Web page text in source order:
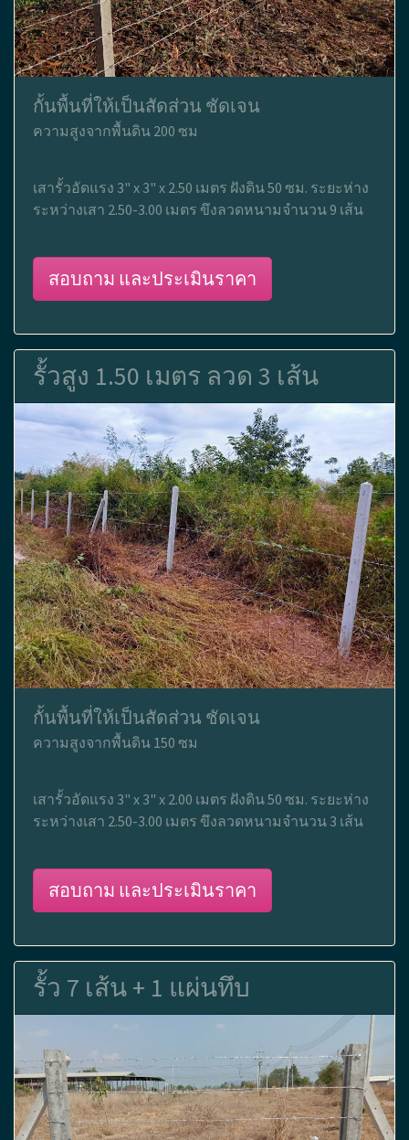
กั้นพื้นที่ให้เป็นสัดส่วน ชัดเจน
ความสูงจากพื้นดิน 200 ซม
เสารั้วอัดแรง 3" x 3" x 2.50 เมตร ฝังดิน 50 ซม. ระยะห่าง
ระหว่างเสา 2.50-3.00 เมตร ขึงลวดหนามจำนวน 9 เส้น
สอบถาม และประเมินราคา
รั้วสูง 1.50 เมตร ลวด 3 เส้น
กั้นพื้นที่ให้เป็นสัดส่วน ชัดเจน
ความสูงจากพื้นดิน 150 ซม
เสารั้วอัดแรง 3" x 3" x 2.00 เมตร ฝังดิน 50 ซม. ระยะห่าง
ระหว่างเสา 2.50-3.00 เมตร ขึงลวดหนามจำนวน 3 เส้น
สอบถาม และประเมินราคา
รั้ว 7 เส้น + 1 แผ่นทึบ